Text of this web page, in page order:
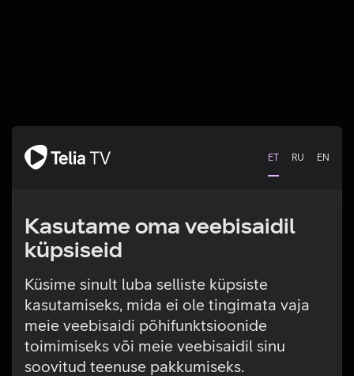
ET RU EN
Kasutame oma veebisaidil
küpsiseid
Küsime sinult luba selliste küpsiste
kasutamiseks, mida ei ole tingimata vaja
meie veebisaidi põhifunktsioonide
toimimiseks või meie veebisaidil sinu
soovitud teenuse pakkumiseks.
Tehniline viga